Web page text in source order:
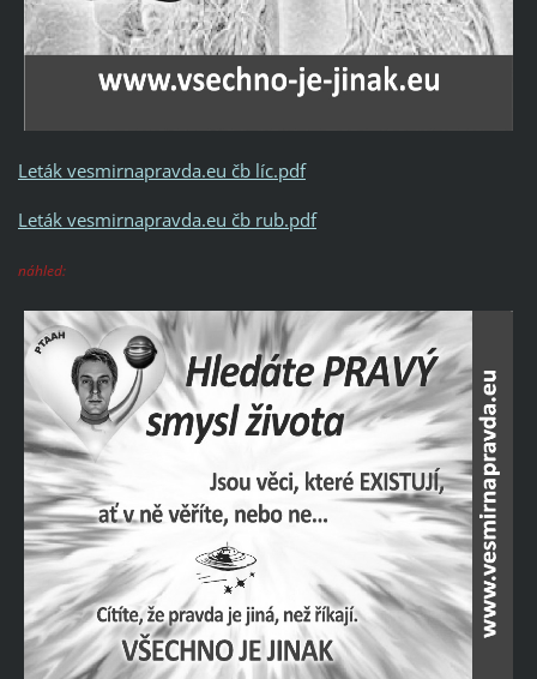
Leták vesmirnapravda.eu čb líc.pdf
Leták vesmirnapravda.eu čb rub.pdf
náhled: